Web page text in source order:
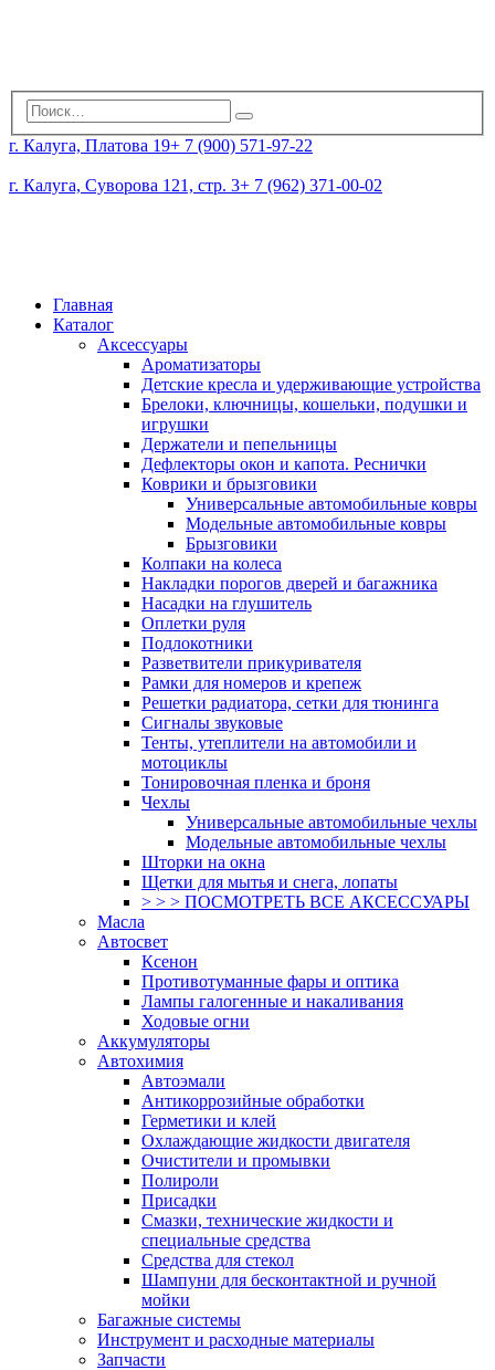
г. Калуга, Платова 19+ 7 (900) 571-97-22
г. Калуга, Суворова 121, стр. 3+ 7 (962) 371-00-02
Главная
Каталог
Аксессуары
Ароматизаторы
Детские кресла и удерживающие устройства
Брелоки, ключницы, кошельки, подушки и
игрушки
Держатели и пепельницы
Дефлекторы окон и капота. Реснички
Коврики и брызговики
Универсальные автомобильные ковры
Модельные автомобильные ковры
Брызговики
Колпаки на колеса
Накладки порогов дверей и багажника
Насадки на глушитель
Оплетки руля
Подлокотники
Разветвители прикуривателя
Рамки для номеров и крепеж
Решетки радиатора, сетки для тюнинга
Сигналы звуковые
Тенты, утеплители на автомобили и
мотоциклы
Тонировочная пленка и броня
Чехлы
Универсальные автомобильные чехлы
Модельные автомобильные чехлы
Шторки на окна
Щетки для мытья и снега, лопаты
> > > ПОСМОТРЕТЬ ВСЕ АКСЕССУАРЫ
Масла
Автосвет
Ксенон
Противотуманные фары и оптика
Лампы галогенные и накаливания
Ходовые огни
Аккумуляторы
Автохимия
Автоэмали
Антикоррозийные обработки
Герметики и клей
Охлаждающие жидкости двигателя
Очистители и промывки
Полироли
Присадки
Смазки, технические жидкости и
специальные средства
Средства для стекол
Шампуни для бесконтактной и ручной
мойки
Багажные системы
Инструмент и расходные материалы
Запчасти